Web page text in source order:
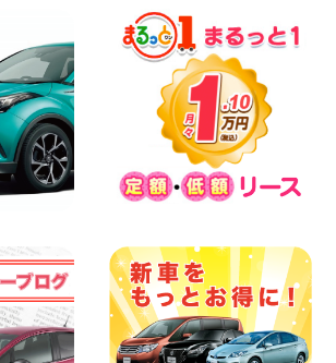
渡でのドライブは安全第一!交通事故に
意ください 新潟県 佐渡空港店
100円レンタカー 佐渡空港
2026年08月07日
い佐渡旅行を守るために!安全運転の
い 新潟県 両津店
100円レンタカー 両津
2026年08月07日
100円レンタカー 中川かの里
2026年08月07日
休みクーポン登場!最大9,500円おト
☆ 鳥取県 鳥取青谷店
100円レンタカー 鳥取青谷
2026年08月07日